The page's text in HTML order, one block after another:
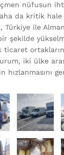
nüfusun
da kritik
Türkiye ile
şekilde
ticaret
iki ülke
hızlanmasını